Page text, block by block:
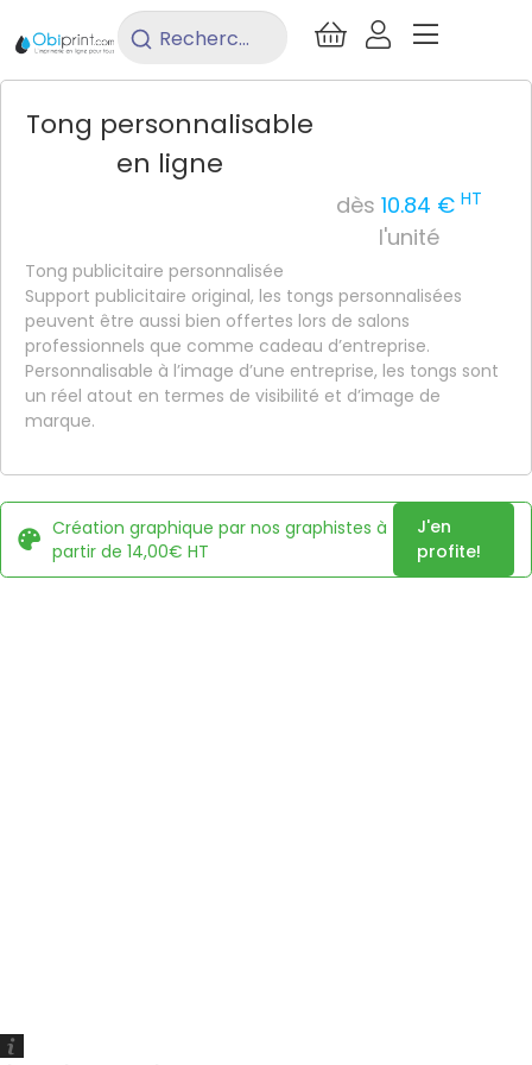
Rechercher
/ Objet Pub / Outdoor Tongs
Tong personnalisable
en ligne
dès10.84 €HT
l'unité
Tong publicitaire personnalisée
Support publicitaire original, les tongs personnalisées
peuvent être aussi bien offertes lors de salons
professionnels que comme cadeau d’entreprise.
Personnalisable à l’image d’une entreprise, les tongs sont
un réel atout en termes de visibilité et d’image de
marque.
Création graphique par nos graphistes à
partir de 14,00€ HT
J'en
profite!